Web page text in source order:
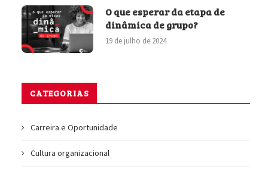
O que esperar da etapa de
dinâmica de grupo?
19 de julho de 2024
CATEGORIAS
Carreira e Oportunidade
Cultura organizacional